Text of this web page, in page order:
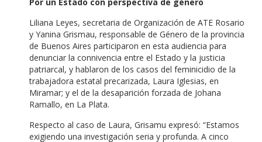
Liliana Leyes, secretaria de Organización de ATE Rosario
y Yanina Grismau, responsable de Género de la provincia
de Buenos Aires participaron en esta audiencia para
denunciar la connivencia entre el Estado y la justicia
patriarcal, y hablaron de los casos del feminicidio de la
trabajadora estatal precarizada, Laura Iglesias, en
Miramar; y el de la desaparición forzada de Johana
Ramallo, en La Plata.
Respecto al caso de Laura, Grisamu expresó: “Estamos
exigiendo una investigación seria y profunda. A cinco